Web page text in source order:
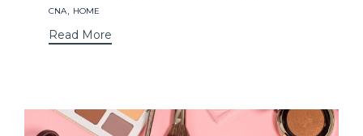
Tags
CNA, HOME
Read More